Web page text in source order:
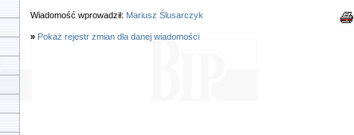
Wiadomość wprowadził: Mariusz Ślusarczyk
» Pokaż rejestr zmian dla danej wiadomości